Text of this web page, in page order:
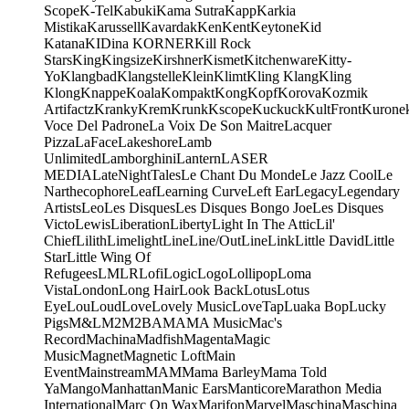
ScopeK-TelKabukiKama SutraKappKarkia
MistikaKarussellKavardakKenKentKeytoneKid
KatanaKIDina KORNERKill Rock
StarsKingKingsizeKirshnerKismetKitchenwareKitty-
YoKlangbadKlangstelleKleinKlimtKling KlangKling
KlongKnappeKoalaKompaktKongKopfKorovaKozmik
ArtifactzKrankyKremKrunkKscopeKuckuckKultFront
Voce Del PadroneLa Voix De Son MaitreLacquer
PizzaLaFaceLakeshoreLamb
UnlimitedLamborghiniLanternLASER
MEDIALateNightTalesLe Chant Du MondeLe Jazz CoolLe
NarthecophoreLeafLearning CurveLeft EarLegacyLegendary
ArtistsLeoLes DisquesLes Disques Bongo JoeLes Disques
VictoLewisLiberationLibertyLight In The AtticLil'
ChiefLilithLimelightLineLine/OutLineLinkLittle DavidLittle
StarLittle Wing Of
RefugeesLMLRLofiLogicLogoLollipopLoma
VistaLondonLong HairLook BackLotusLotus
EyeLouLoudLoveLovely MusicLoveTapLuaka BopLucky
PigsM&LM2M2BAMAMA MusicMac's
RecordMachinaMadfishMagentaMagic
MusicMagnetMagnetic LoftMain
EventMainstreamMAMMama BarleyMama Told
YaMangoManhattanManic EarsManticoreMarathon Media
InternationalMarc On WaxMarifonMarvelMaschinaMaschina